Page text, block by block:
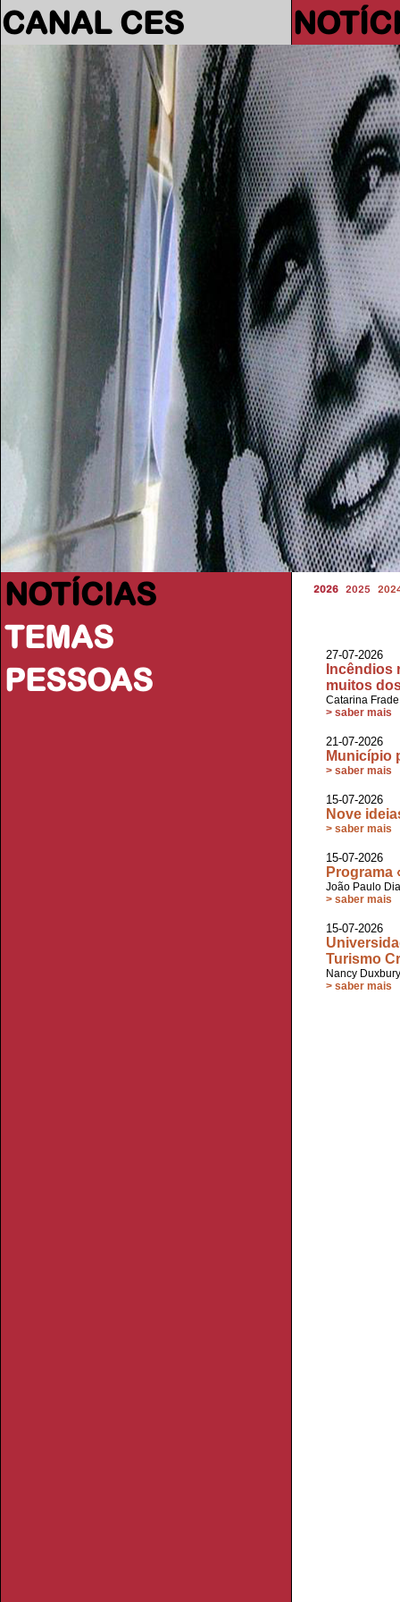
CANAL CES
NOTÍCIAS
TEMAS
PESSOAS
2026 2025
27-07-
Incêndios
muitos
Catarina Frade
> saber mais
21-07-2026
Município
> saber mais
15-07-
Nove
> saber mais
15-07-2026
Programa
João Paulo
> saber mais
15-07-
Turismo
Nancy Duxbury
> saber mais